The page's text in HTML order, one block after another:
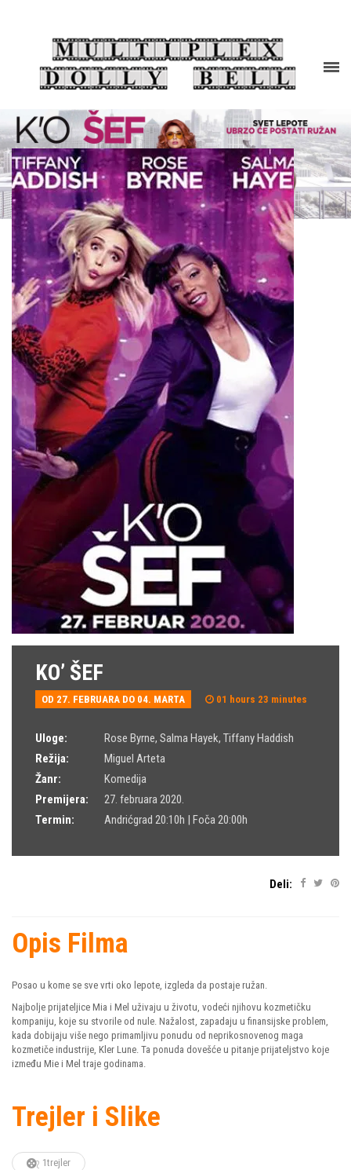
KO’ ŠEF
OD 27. FEBRUARA DO 04. MARTA 01 hours 23 minutes
Uloge: Rose Byrne, Salma Hayek, Tiffany Haddish
Režija:
Miguel Arteta
Žanr:
Komedija
Premijera:
27. februara 2020.
Termin:
Andrićgrad 20:10h | Foča 20:00h
Deli:
Opis Filma
Posao u kome se sve vrti oko lepote, izgleda da postaje ružan.
Najbolje prijateljice Mia i Mel uživaju u životu, vodeći njihovu kozmetičku
kompaniju, koje su stvorile od nule. Nažalost, zapadaju u finansijske problem,
kada dobijaju više nego primamljivu ponudu od neprikosnovenog maga
kozmetiče industrije, Kler Lune. Ta ponuda dovešće u pitanje prijateljstvo koje
između Mie i Mel traje godinama.
Trejler i Slike
1trejler